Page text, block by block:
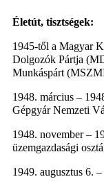
Életút, tisztségek:
1945-től a Magyar
Dolgozók Pártja
Munkáspárt
1948. március –
Gépgyár Nemzeti
1948. november –
üzemgazdasági
1949. augusztus 6.